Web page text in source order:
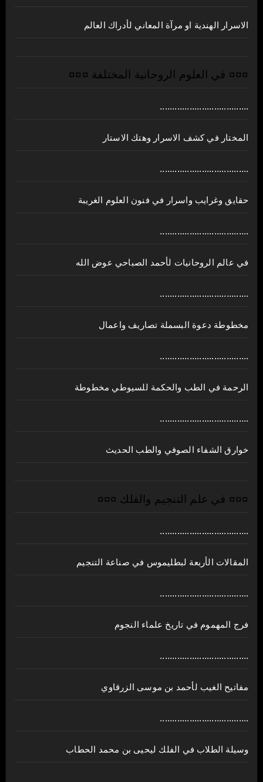
الاسرار الهندية او مرآة المعاني لأدراك العالم
¤¤¤ في العلوم الروحانية المختلفة ¤¤¤
....................................
المختار في كشف الاسرار وهتك الاستار
....................................
حقايق وغرايب واسرار في فنون العلوم الغريبة
....................................
في عالم الروحانيات لأحمد الصباحي عوض الله
....................................
مخطوطة دعوة البسملة تصاريف واعمال
....................................
الرحمة في الطب والحكمة للسيوطي مخطوطة
....................................
خوارق الشفاء الصوفي والطب الحديث
¤¤¤ في علم التنجيم والفلك ¤¤¤
....................................
المقالات الأربعة لبطليموس في صناعة التنجيم
....................................
فرج المهموم في تاريخ علماء النجوم
....................................
مفاتيح الغيب لأحمد بن موسى الزرقاوي
....................................
وسيلة الطلاب في الفلك ليحيى بن محمد الحطاب